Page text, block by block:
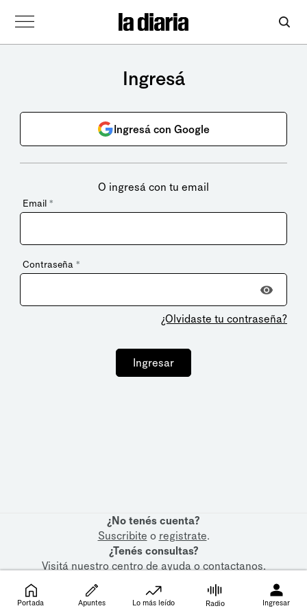
Ingresá
Ingresá con Google
O ingresá con tu email
Email *
Contraseña *
¿Olvidaste tu contraseña?
Ingresar
¿No tenés cuenta?
Suscribite o registrate.
¿Tenés consultas?
Visitá nuestrocentro de ayudaocontactanos.
Portada Apuntes Lo más leído Radio Ingresar